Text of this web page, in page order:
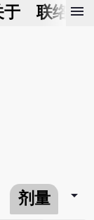
于 联络我
menu
剂量 arrow_drop_down